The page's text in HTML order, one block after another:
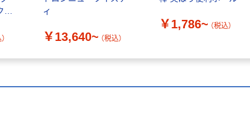
ィ
￥13,640~ （税込）
￥1,786~ （税込）